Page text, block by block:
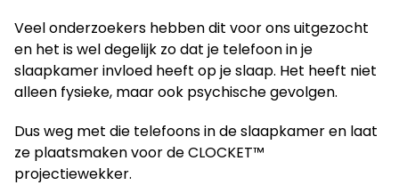
Veel onderzoekers hebben dit voor ons uitgezocht
en het is wel degelijk zo dat je telefoon in je
slaapkamer invloed heeft op je slaap. Het heeft niet
alleen fysieke, maar ook psychische gevolgen.
Dus weg met die telefoons in de slaapkamer en laat
ze plaatsmaken voor deCLOCKET™
projectiewekker.